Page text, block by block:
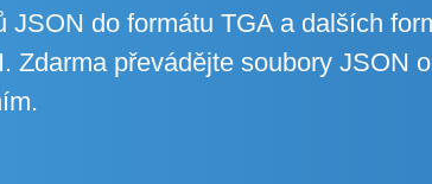
JSON do formátu TGA a dalších
Zdarma převádějte soubory JSON